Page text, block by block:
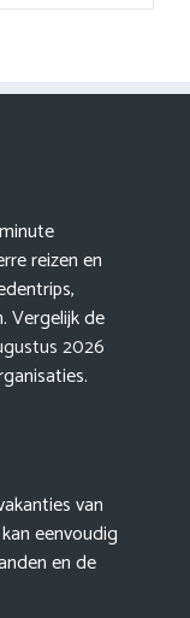
reizen en
Vergelijk de
2026
van
eenvoudig
en de